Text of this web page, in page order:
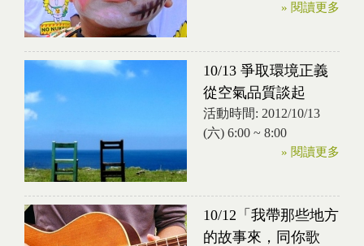
» 閱讀更多
10/13 爭取環境正義
從空氣品質談起
活動時間: 2012/10/13
(六) 6:00 ~ 8:00
» 閱讀更多
10/12「我帶那些地方
的故事來，同你歌